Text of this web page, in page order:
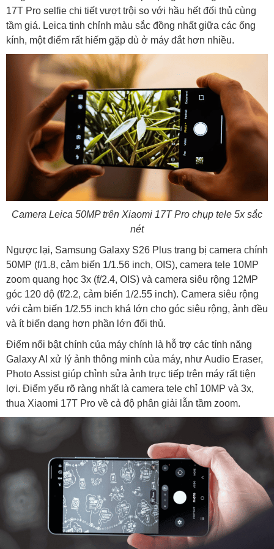
17T Pro selfie chi tiết vượt trội so với hầu hết đối thủ cùng
tầm giá. Leica tinh chỉnh màu sắc đồng nhất giữa các ống
kính, một điểm rất hiếm gặp dù ở máy đắt hơn nhiều.
Camera Leica 50MP trên Xiaomi 17T Pro chụp tele 5x sắc
nét
Ngược lại, Samsung Galaxy S26 Plus trang bị camera chính
50MP (f/1.8, cảm biến 1/1.56 inch, OIS), camera tele 10MP
zoom quang học 3x (f/2.4, OIS) và camera siêu rộng 12MP
góc 120 độ (f/2.2, cảm biến 1/2.55 inch). Camera siêu rộng
với cảm biến 1/2.55 inch khá lớn cho góc siêu rộng, ảnh đều
và ít biến dạng hơn phần lớn đối thủ.
Điểm nổi bật chính của máy chính là hỗ trợ các tính năng
Galaxy AI xử lý ảnh thông minh của máy, như Audio Eraser,
Photo Assist giúp chỉnh sửa ảnh trực tiếp trên máy rất tiện
lợi. Điểm yếu rõ ràng nhất là camera tele chỉ 10MP và 3x,
thua Xiaomi 17T Pro về cả độ phân giải lẫn tầm zoom.